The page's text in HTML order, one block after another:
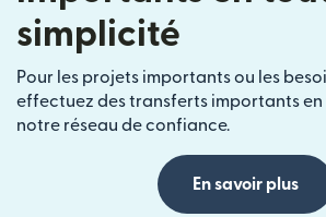
simplicité
Pour les projets importants ou les
effectuez des transferts importants
notre réseau de confiance.
En savoir plus